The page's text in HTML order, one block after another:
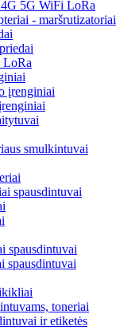
5G WiFi LoRa
- maršrutizatoriai
įrenginiai
smulkintuvai
spausdintuvai
spausdintuvai
spausdintuvai
toneriai
ir etiketės